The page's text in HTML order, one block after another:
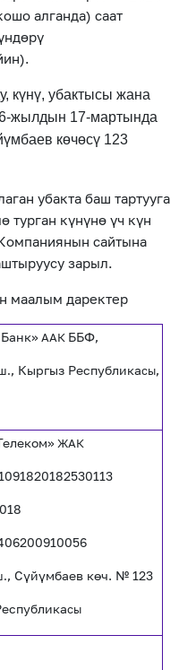
алганда) саат
иш күндөрү
күнү, убактысы жана
жылдын 17-мартында
көчөсү 123
убакта баш тартууга
турган күнүнө үч күн
сайтына
зарыл.
маалым даректер
ААК ББФ,
, Кыргыз Республикасы,
ЖАК
, Сүйүмбаев көч. № 123
сы